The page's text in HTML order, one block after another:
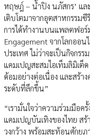
หฤษฎ์ – น้ำปิง นภัสกร’ แล
เติบโตมาจากอุตสาหกรร
การได้ทำงานบนแพลตฟอ
Engagement จากโลกออ
ประเทศ ไม่ว่าจะเป็นกิจก
แคมเปญสะสมไอเท็มลิมิเต็
ด้อมอย่างต่อเนื่อง และสร้า
ระดับที่ลึกขึ้น”
“เรามั่นใจว่าความร่วมมือ
แคมเปญบันเทิงของไทย สร้
วงกว้าง พร้อมสะท้อนศักย